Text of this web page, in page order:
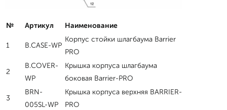
№ Артикул Наименование
1 B.CASE-WP
Корпус стойки шлагбаума Barrier
PRO
2
B.COVER-
WP
Крышка корпуса шлагбаума
боковая Barrier-PRO
3
BRN-
005SL-WP
Крышка корпуса верхняя BARRIER-
PRO